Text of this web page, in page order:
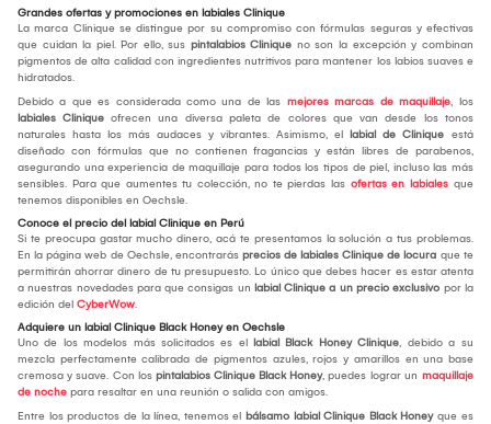
Grandes ofertas y promociones en labiales Clinique
La marca Clinique se distingue por su compromiso con fórmulas seguras y efectivas
que cuidan la piel. Por ello, sus pintalabios Clinique no son la excepción y combinan
pigmentos de alta calidad con ingredientes nutritivos para mantener los labios suaves e
hidratados.
Debido a que es considerada como una de las mejores marcas de maquillaje, los
labiales Clinique ofrecen una diversa paleta de colores que van desde los tonos
naturales hasta los más audaces y vibrantes. Asimismo, el labial de Clinique está
diseñado con fórmulas que no contienen fragancias y están libres de parabenos,
asegurando una experiencia de maquillaje para todos los tipos de piel, incluso las más
sensibles. Para que aumentes tu colección, no te pierdas las ofertas en labiales que
tenemos disponibles en Oechsle.
Conoce el precio del labial Clinique en Perú
Si te preocupa gastar mucho dinero, acá te presentamos la solución a tus problemas.
En la página web de Oechsle, encontrarás precios de labiales Clinique de locura que te
permitirán ahorrar dinero de tu presupuesto. Lo único que debes hacer es estar atenta
a nuestras novedades para que consigas un labial Clinique a un precio exclusivo por la
edición del CyberWow.
Adquiere un labial Clinique Black Honey en Oechsle
Uno de los modelos más solicitados es el labial Black Honey Clinique, debido a su
mezcla perfectamente calibrada de pigmentos azules, rojos y amarillos en una base
cremosa y suave. Con los pintalabios Clinique Black Honey, puedes lograr un maquillaje
de noche para resaltar en una reunión o salida con amigos.
Entre los productos de la línea, tenemos el bálsamo labial Clinique Black Honeyque es